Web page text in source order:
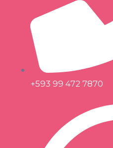
+593 99 472 7870